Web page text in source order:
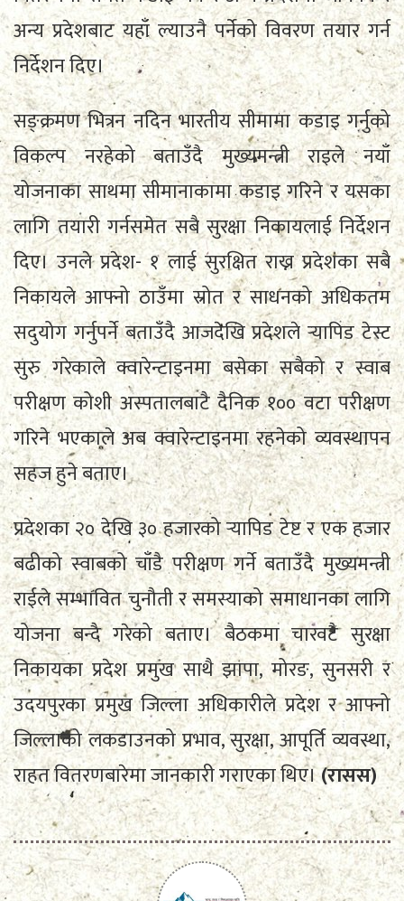
अन्य प्रदेशबाट यहाँ ल्याउनै पर्नेको विवरण तयार गर्न
निर्देशन दिए।
सङ्क्रमण भित्रन नदिन भारतीय सीमामा कडाइ गर्नुको
विकल्प नरहेको बताउँदै मुख्यमन्त्री राइले नयाँ
योजनाका साथमा सीमानाकामा कडाइ गरिने र यसका
लागि तयारी गर्नसमेत सबै सुरक्षा निकायलाई निर्देशन
दिए। उनले प्रदेश- १ लाई सुरक्षित राख्न प्रदेशका सबै
निकायले आफ्नो ठाउँमा स्रोत र साधनको अधिकतम
सदुयोग गर्नुपर्ने बताउँदै आजदेखि प्रदेशले र्‍यापिड टेस्ट
सुरु गरेकाले क्वारेन्टाइनमा बसेका सबैको र स्वाब
परीक्षण कोशी अस्पतालबाटै दैनिक १०० वटा परीक्षण
गरिने भएकाले अब क्वारेन्टाइनमा रहनेको व्यवस्थापन
सहज हुने बताए।
प्रदेशका २० देखि ३० हजारको र्‍यापिड टेष्ट र एक हजार
बढीको स्वाबको चाँडै परीक्षण गर्ने बताउँदै मुख्यमन्त्री
राईले सम्भावित चुनौती र समस्याको समाधानका लागि
योजना बन्दै गरेको बताए। बैठकमा चारवटै सुरक्षा
निकायका प्रदेश प्रमुख साथै झापा, मोरङ, सुनसरी र
उदयपुरका प्रमुख जिल्ला अधिकारीले प्रदेश र आफ्नो
जिल्लाको लकडाउनको प्रभाव, सुरक्षा, आपूर्ति व्यवस्था,
राहत वितरणबारेमा जानकारी गराएका थिए।(रासस)